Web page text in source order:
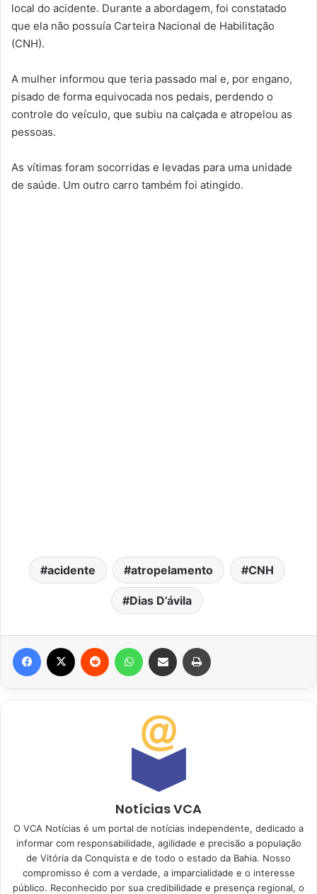
local do acidente. Durante a abordagem, foi constatado
que ela não possuía Carteira Nacional de Habilitação
(CNH).
A mulher informou que teria passado mal e, por engano,
pisado de forma equivocada nos pedais, perdendo o
controle do veículo, que subiu na calçada e atropelou as
pessoas.
As vítimas foram socorridas e levadas para uma unidade
de saúde. Um outro carro também foi atingido.
acidente atropelamento CNH
Dias D’ávila
Facebook Reddit WhatsAppCompartilhar via e-mail
Notícias VCA
O VCA Notícias é um portal de notícias independente, dedicado a
informar com responsabilidade, agilidade e precisão a população
de Vitória da Conquista e de todo o estado da Bahia. Nosso
compromisso é com a verdade, a imparcialidade e o interesse
público. Reconhecido por sua credibilidade e presença regional, o